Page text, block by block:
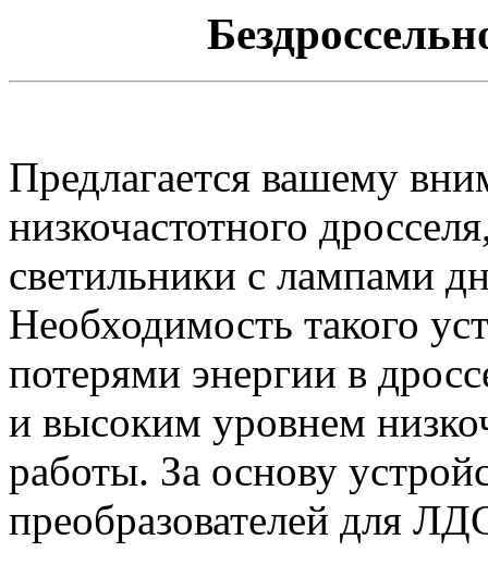
Предлагается вашему
низкочастотного
светильники с лампами
Необходимость такого
потерями энергии в
и высоким уровнем
работы. За основу
преобразователей для